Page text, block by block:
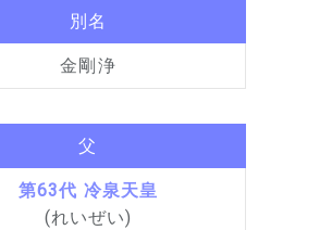
別名
金剛浄
父
第63代 冷泉天皇
(れいぜい)